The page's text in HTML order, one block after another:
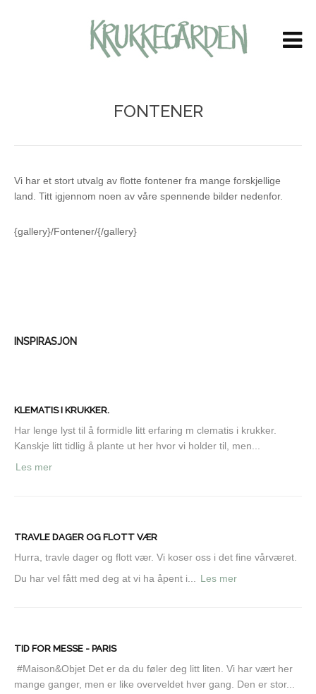
FONTENER
Vi har et stort utvalg av flotte fontener fra mange forskjellige
land. Titt igjennom noen av våre spennende bilder nedenfor.
{gallery}/Fontener/{/gallery}
INSPIRASJON
KLEMATIS I KRUKKER.
Har lenge lyst til å formidle litt erfaring m clematis i krukker.
Kanskje litt tidlig å plante ut her hvor vi holder til, men...
Les mer
TRAVLE DAGER OG FLOTT VÆR
Hurra, travle dager og flott vær. Vi koser oss i det fine vårværet.
Du har vel fått med deg at vi ha åpent i...
Les mer
TID FOR MESSE - PARIS
#Maison&Objet Det er da du føler deg litt liten. Vi har vært her
mange ganger, men er like overveldet hver gang. Den er stor...
LOG INOR CREATE AN ACCOUNT